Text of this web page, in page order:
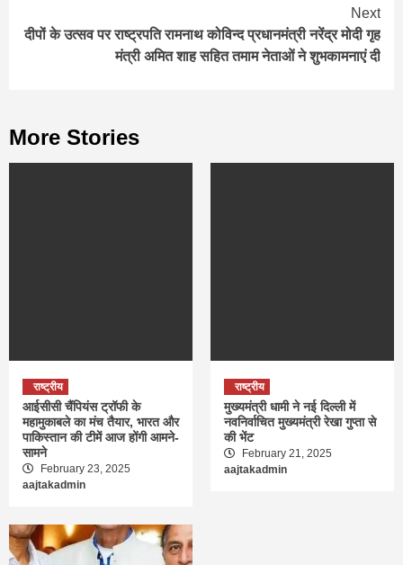
Next
दीपों के उत्सव पर राष्ट्रपति रामनाथ कोविन्द प्रधानमंत्री नरेंद्र मोदी गृह
मंत्री अमित शाह सहित तमाम नेताओं ने शुभकामनाएं दी
More Stories
राष्ट्रीय
आईसीसी चैंपियंस ट्रॉफी के
महामुकाबले का मंच तैयार, भारत और
पाकिस्तान की टीमें आज होंगी आमने-
सामने
February 23, 2025
aajtakadmin
राष्ट्रीय
मुख्यमंत्री धामी ने नई दिल्ली में
नवनिर्वाचित मुख्यमंत्री रेखा गुप्ता से
की भेंट
February 21, 2025
aajtakadmin